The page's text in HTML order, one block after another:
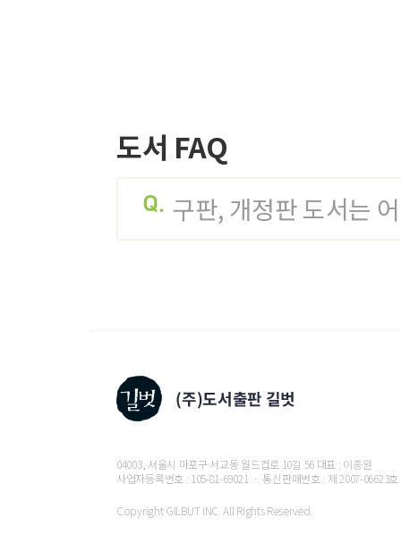
도서 FAQ
구판, 개정판 도서는
04003, 서울시 마포구 서교동 월드컵로 10길 56 대표 : 이종원
사업자등록번호 : 105-81-69021 ㆍ 통신판매번호 : 제 2007-06623호
Copyright GILBUT INC. All Rights Reserved.